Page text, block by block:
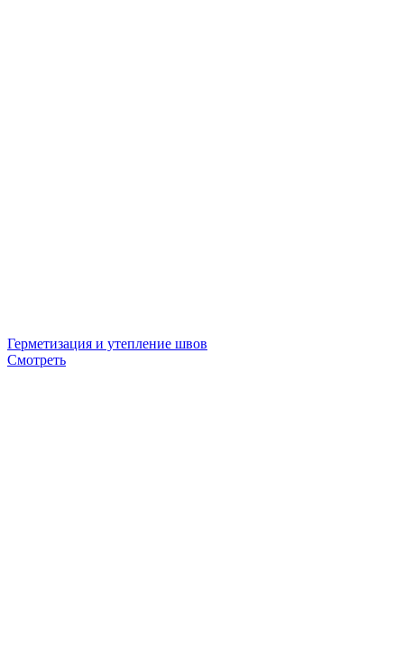
Герметизация и утепление швов
Смотреть